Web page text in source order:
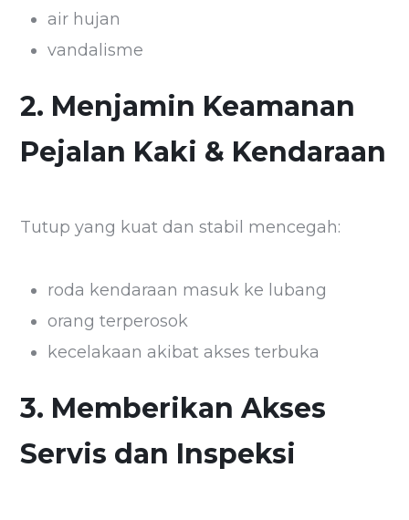
air hujan
vandalisme
2. Menjamin Keamanan
Pejalan Kaki & Kendaraan
Tutup yang kuat dan stabil mencegah:
roda kendaraan masuk ke lubang
orang terperosok
kecelakaan akibat akses terbuka
3. Memberikan Akses
Servis dan Inspeksi